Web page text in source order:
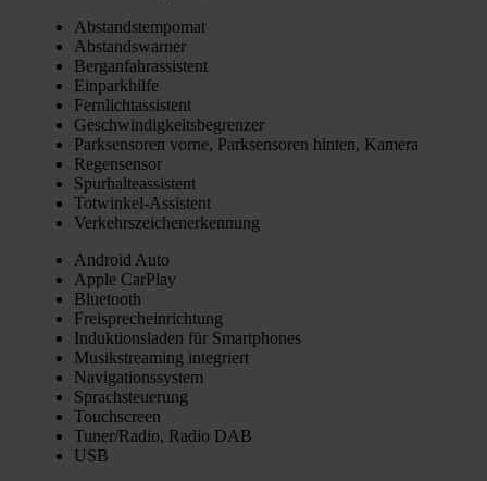
Abstands­tem­po­mat
Abstands­war­ner
Berg­an­fahr­as­sis­tent
Ein­park­hil­fe
Fern­licht­as­sis­tent
Geschwin­dig­keits­be­gren­zer
Park­sen­so­ren vor­ne, Park­sen­so­ren hin­ten, Kame­ra
Regen­sen­sor
Spur­hal­te­as­sis­tent
Tot­win­kel-Assis­tent
Ver­kehrs­zei­chen­er­ken­nung
Android Auto
Apple Car­Play
Blue­tooth
Frei­sprech­ein­rich­tung
Induk­ti­ons­la­den für Smart­phones
Musik­strea­ming inte­griert
Navi­ga­ti­ons­sys­tem
Sprach­steue­rung
Touch­screen
Tuner/Radio, Radio DAB
USB